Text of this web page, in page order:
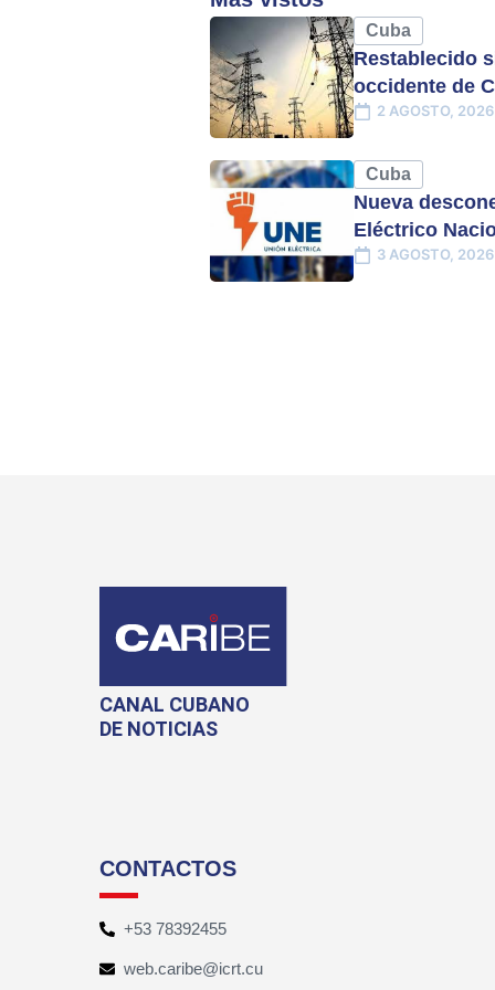
Cuba
Restablecido
occidente de
2 AGOSTO, 2026
Cuba
Nueva
Eléctrico
3 AGOSTO, 2026
CANAL CUBANO
DE NOTICIAS
CONTACTOS
+53 78392455
web.caribe@icrt.cu